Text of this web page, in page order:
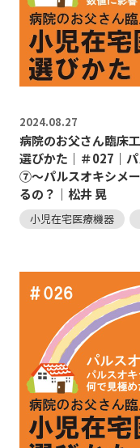
2024.08.27
病院のお父さん臨床
選びかた｜＃027｜
⑦～パルスオキシメ
るの？｜松井 晃
小児在宅医療機器